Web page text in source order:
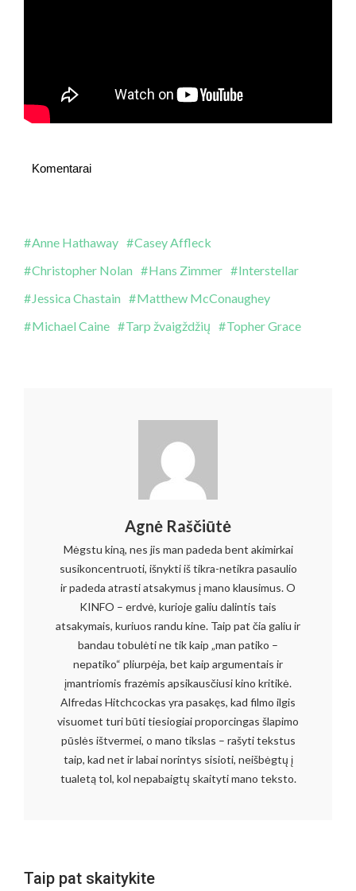
Komentarai
Anne Hathaway
Casey Affleck
Christopher Nolan
Hans Zimmer
Interstellar
Jessica Chastain
Matthew McConaughey
Michael Caine
Tarp žvaigždžių Topher Grace
Agnė Raščiūtė
Mėgstu kiną, nes jis man padeda bent akimirkai
susikoncentruoti, išnykti iš tikra-netikra pasaulio
ir padeda atrasti atsakymus į mano klausimus. O
KINFO – erdvė, kurioje galiu dalintis tais
atsakymais, kuriuos randu kine. Taip pat čia galiu ir
bandau tobulėti ne tik kaip „man patiko –
nepatiko“ pliurpėja, bet kaip argumentais ir
įmantriomis frazėmis apsikausčiusi kino kritikė.
Alfredas Hitchcockas yra pasakęs, kad filmo ilgis
visuomet turi būti tiesiogiai proporcingas šlapimo
pūslės ištvermei, o mano tikslas – rašyti tekstus
taip, kad net ir labai norintys sisioti, neišbėgtų į
tualetą tol, kol nepabaigtų skaityti mano teksto.
Taip pat skaitykite